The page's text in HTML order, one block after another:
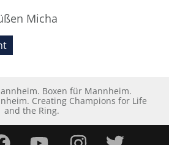
Micha
Boxen für Mannheim.
Creating Champions for Life
and the Ring.